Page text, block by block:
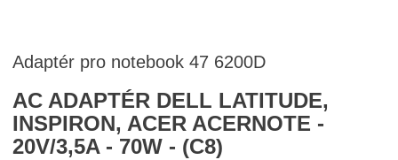
Adaptér pro notebook 47 6200D
AC ADAPTÉR DELL LATITUDE,
INSPIRON, ACER ACERNOTE -
20V/3,5A - 70W - (C8)